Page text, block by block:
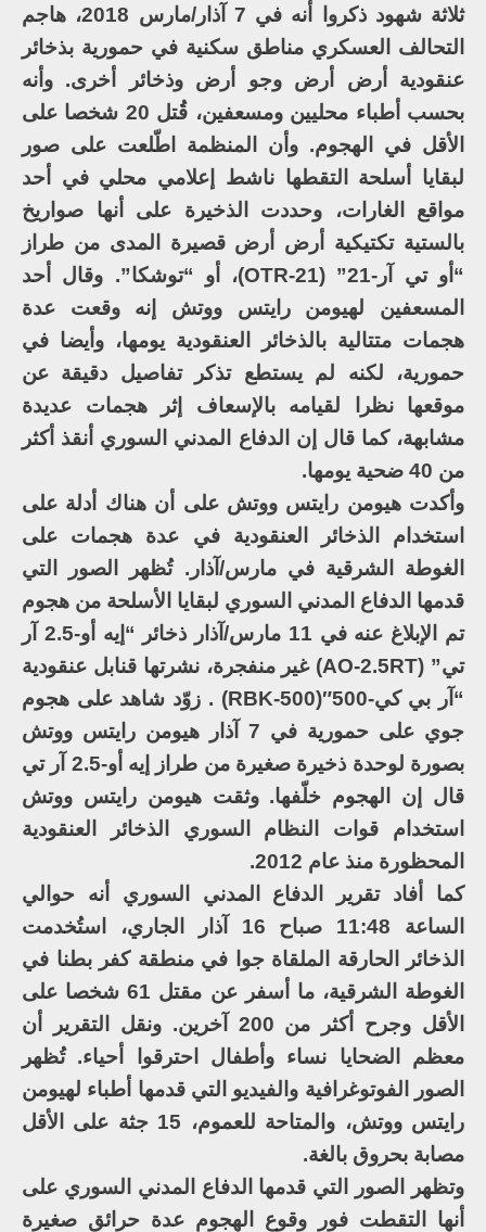
ثلاثة شهود ذكروا أنه في 7 آذار/مارس 2018، هاجم
التحالف العسكري مناطق سكنية في حمورية بذخائر
عنقودية أرض أرض وجو أرض وذخائر أخرى. وأنه
بحسب أطباء محليين ومسعفين، قُتل 20 شخصا على
الأقل في الهجوم. وأن المنظمة اطّلعت على صور
لبقايا أسلحة التقطها ناشط إعلامي محلي في أحد
مواقع الغارات، وحددت الذخيرة على أنها صواريخ
بالستية تكتيكية أرض أرض قصيرة المدى من طراز
“أو تي آر-21” (OTR-21)، أو “توشكا”. وقال أحد
المسعفين لهيومن رايتس ووتش إنه وقعت عدة
هجمات متتالية بالذخائر العنقودية يومها، وأيضا في
حمورية، لكنه لم يستطع تذكر تفاصيل دقيقة عن
موقعها نظرا لقيامه بالإسعاف إثر هجمات عديدة
مشابهة، كما قال إن الدفاع المدني السوري أنقذ أكثر
من 40 ضحية يومها.
وأكدت هيومن رايتس ووتش على أن هناك أدلة على
استخدام الذخائر العنقودية في عدة هجمات على
الغوطة الشرقية في مارس/آذار. تُظهر الصور التي
قدمها الدفاع المدني السوري لبقايا الأسلحة من هجوم
تم الإبلاغ عنه في 11 مارس/آذار ذخائر “إيه أو-2.5 آر
تي” (AO-2.5RT) غير منفجرة، نشرتها قنابل عنقودية
“آر بي كي-500″(RBK-500) . زوّد شاهد على هجوم
جوي على حمورية في 7 آذار هيومن رايتس ووتش
بصورة لوحدة ذخيرة صغيرة من طراز إيه أو-2.5 آر تي
قال إن الهجوم خلّفها. وثقت هيومن رايتس ووتش
استخدام قوات النظام السوري الذخائر العنقودية
المحظورة منذ عام 2012.
كما أفاد تقرير الدفاع المدني السوري أنه حوالي
الساعة 11:48 صباح 16 آذار الجاري، استُخدمت
الذخائر الحارقة الملقاة جوا في منطقة كفر بطنا في
الغوطة الشرقية، ما أسفر عن مقتل 61 شخصا على
الأقل وجرح أكثر من 200 آخرين. ونقل التقرير أن
معظم الضحايا نساء وأطفال احترقوا أحياء. تُظهر
الصور الفوتوغرافية والفيديو التي قدمها أطباء لهيومن
رايتس ووتش، والمتاحة للعموم، 15 جثة على الأقل
مصابة بحروق بالغة.
وتظهر الصور التي قدمها الدفاع المدني السوري على
أنها التقطت فور وقوع الهجوم عدة حرائق صغيرة